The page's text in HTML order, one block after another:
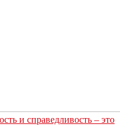
и справедливость – это